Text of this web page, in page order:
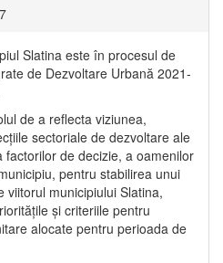
Slatina este în procesul de
de Dezvoltare Urbană 2021‐
de a reflecta viziunea,
sectoriale de dezvoltare ale
factorilor de decizie, a oamenilor
pentru stabilirea unui
viitorul municipiului Slatina,
și criteriile pentru
alocate pentru perioada de